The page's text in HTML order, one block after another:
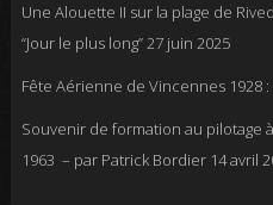
Une Alouette II sur la plage de
“Jour le plus long”27 juin 2025
Fête Aérienne de Vincennes 1928
Souvenir de formation au pilotage
1963 – par Patrick Bordier 14 avril